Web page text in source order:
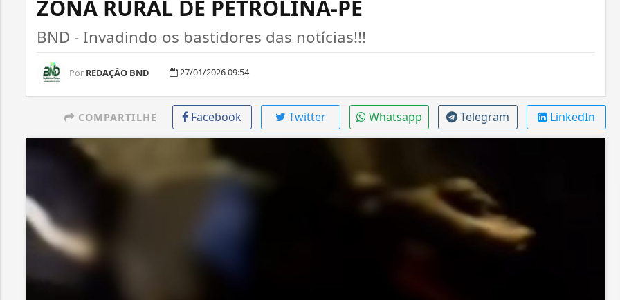
ZONA RURAL DE PETROLINA-PE
BND - Invadindo os bastidores das notícias!!!
Por REDAÇÃO BND 27/01/2026 09:54
COMPARTILHE Facebook Twitter Whatsapp Telegram LinkedIn